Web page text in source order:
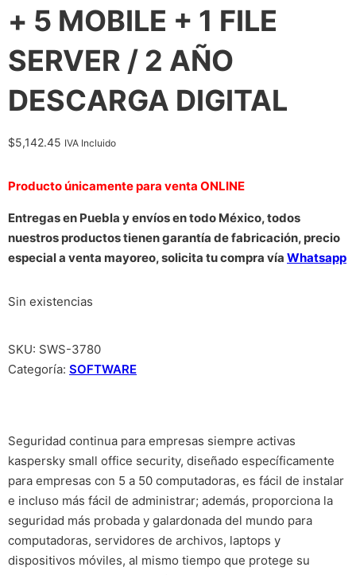
+ 5 MOBILE + 1 FILE
SERVER / 2 AÑO
DESCARGA DIGITAL
$5,142.45 IVA Incluido
Producto únicamente para venta ONLINE
Entregas en Puebla y envíos en todo México, todos
nuestros productos tienen garantía de fabricación, precio
especial a venta mayoreo, solicita tu compra vía Whatsapp
Sin existencias
SKU: SWS-3780
Categoría: SOFTWARE
Seguridad continua para empresas siempre activas
kaspersky small office security, diseñado específicamente
para empresas con 5 a 50 computadoras, es fácil de instalar
e incluso más fácil de administrar; además, proporciona la
seguridad más probada y galardonada del mundo para
computadoras, servidores de archivos, laptops y
dispositivos móviles, al mismo tiempo que protege su